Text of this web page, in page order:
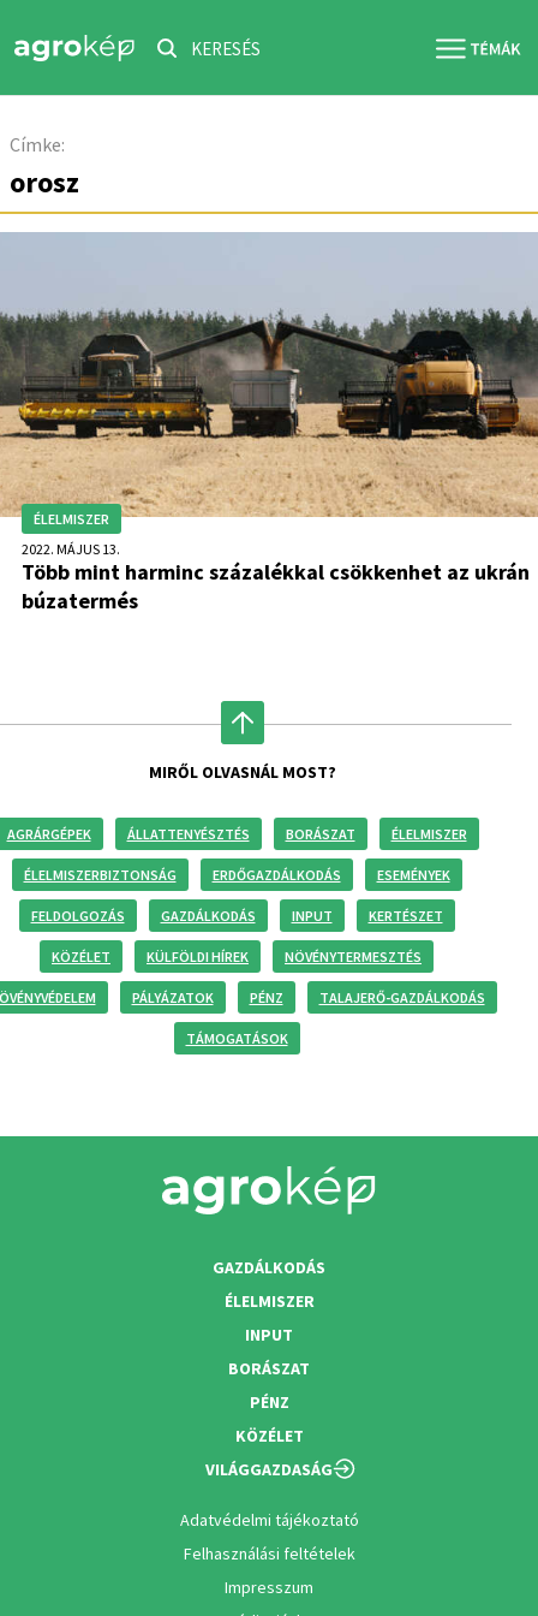
KERESÉS
Címke:
orosz
ÉLELMISZER
2022. MÁJUS 13.
Több mint harminc százalékkal csökkenhet az ukrán
búzatermés
MIRŐL OLVASNÁL MOST?
AGRÁRGÉPEK ÁLLATTENYÉSZTÉS BORÁSZAT ÉLELMISZER
ÉLELMISZERBIZTONSÁG ERDŐGAZDÁLKODÁS ESEMÉNYEK
FELDOLGOZÁS GAZDÁLKODÁS INPUT KERTÉSZET
KÖZÉLET KÜLFÖLDI HÍREK NÖVÉNYTERMESZTÉS
PÁLYÁZATOK PÉNZ TALAJERŐ-GAZDÁLKODÁS
TÁMOGATÁSOK
GAZDÁLKODÁS
ÉLELMISZER
INPUT
BORÁSZAT
PÉNZ
KÖZÉLET
VILÁGGAZDASÁG
Adatvédelmi tájékoztató
Felhasználási feltételek
Impresszum